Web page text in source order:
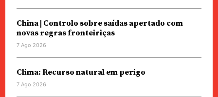
China | Controlo sobre saídas apertado com
novas regras fronteiriças
7 Ago 2026
Clima: Recurso natural em perigo
7 Ago 2026